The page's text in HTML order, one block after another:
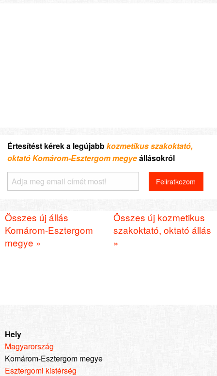
Értesítést kérek a legújabbkozmetikus szakoktató,
oktató Komárom-Esztergom megyeállásokról
Összes új állás
Komárom-Esztergom
megye »
Összes új kozmetikus
szakoktató, oktató állás
»
Hely
Magyarország
Komárom-Esztergom megye
Esztergomi kistérség